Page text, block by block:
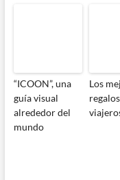
“ICOON”, una
guía visual
alrededor del
mundo
Los